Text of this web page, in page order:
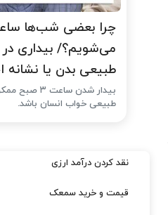
می‌شویم؟/ بیداری
طبیعی بدن یا نشانه
بیدار شدن
طبیعی خواب انسان باشد.
نقد کردن درآمد ارزی
قیمت و خرید سمعک